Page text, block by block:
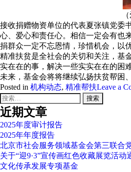
接收捐赠物资单位的代表夏张镇党委
心、爱心和责任心。相信一定会有也
捐群众一定不忘恩情，珍惜机会，以
精准扶贫是全社会的关切和关注，基
实在在的事，解决一些实实在在的困
未来，基金会将将继续弘扬扶贫帮困
Posted in 机构动态, 精准帮扶Leave a
搜
索：
近期文章
2025年度审计报告
2025年年度报告
北京市社会服务领域基金会第三联合
关于“迎9·3”宣传画红色收藏展览活动
文化传承发展专项基金